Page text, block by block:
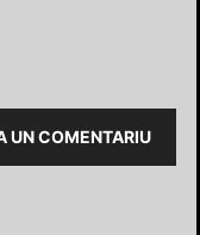
UN COMENTARIU